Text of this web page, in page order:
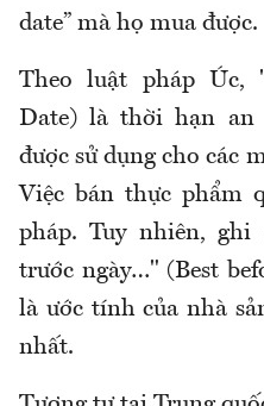
date” mà họ mua được.
Theo luật pháp Úc,
Date) là thời hạn an
được sử dụng cho các
Việc bán thực phẩm
pháp. Tuy nhiên, ghi
trước ngày…" (Best
là ước tính của nhà
nhất.